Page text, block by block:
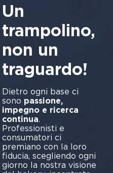
Un
trampolino,
non un
traguardo!
Dietro ogni base ci
sono passione,
impegno e ricerca
continua.
Professionisti e
consumatori ci
premiano con la loro
fiducia, scegliendo ogni
giorno la nostra visione